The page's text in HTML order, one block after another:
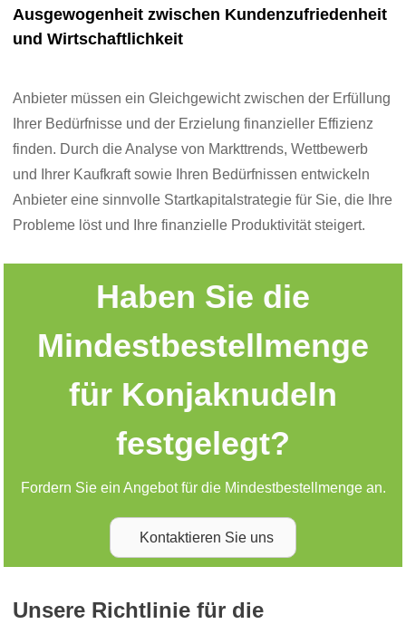
Ausgewogenheit zwischen Kundenzufriedenheit
und Wirtschaftlichkeit
Anbieter müssen ein Gleichgewicht zwischen der Erfüllung
Ihrer Bedürfnisse und der Erzielung finanzieller Effizienz
finden. Durch die Analyse von Markttrends, Wettbewerb
und Ihrer Kaufkraft sowie Ihren Bedürfnissen entwickeln
Anbieter eine sinnvolle Startkapitalstrategie für Sie, die Ihre
Probleme löst und Ihre finanzielle Produktivität steigert.
Haben Sie die
Mindestbestellmenge
für Konjaknudeln
festgelegt?
Fordern Sie ein Angebot für die Mindestbestellmenge an.
Kontaktieren Sie uns
Unsere Richtlinie für die